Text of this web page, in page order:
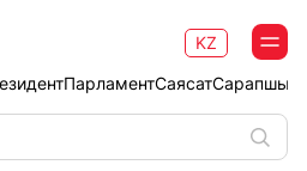
ПарламентСаясат
KZ